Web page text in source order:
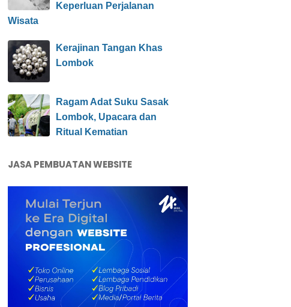
Keperluan Perjalanan
Wisata
Kerajinan Tangan Khas
Lombok
Ragam Adat Suku Sasak
Lombok, Upacara dan
Ritual Kematian
JASA PEMBUATAN WEBSITE